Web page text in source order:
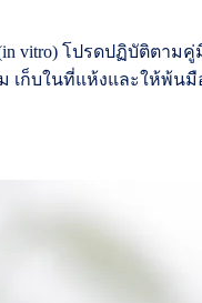
vitro) โปรดปฏิบัติต
เก็บในที่แห้งและให้พ้นมื